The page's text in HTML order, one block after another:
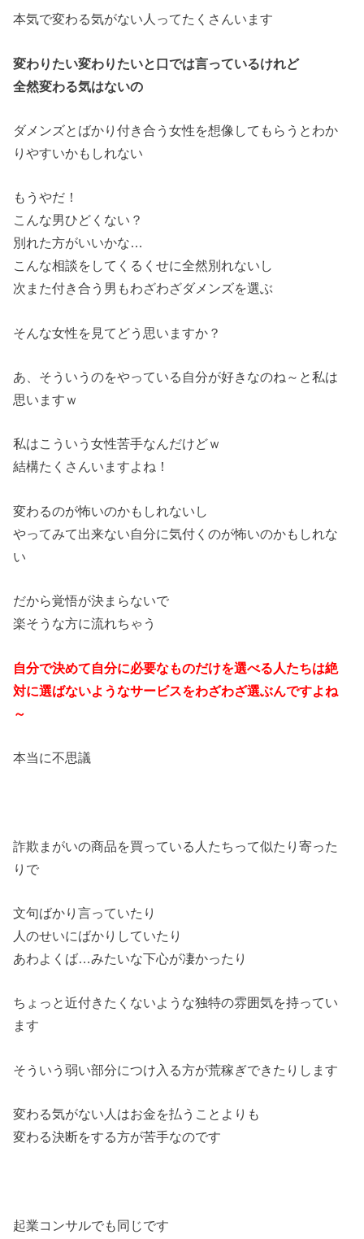
本気で変わる気がない人ってたくさんいます
変わりたい変わりたいと口では言っているけれど
全然変わる気はないの
ダメンズとばかり付き合う女性を想像してもらうとわか
りやすいかもしれない
もうやだ！
こんな男ひどくない？
別れた方がいいかな…
こんな相談をしてくるくせに全然別れないし
次また付き合う男もわざわざダメンズを選ぶ
そんな女性を見てどう思いますか？
あ、そういうのをやっている自分が好きなのね～と私は
思いますｗ
私はこういう女性苦手なんだけどｗ
結構たくさんいますよね！
変わるのが怖いのかもしれないし
やってみて出来ない自分に気付くのが怖いのかもしれな
い
だから覚悟が決まらないで
楽そうな方に流れちゃう
自分で決めて自分に必要なものだけを選べる人たちは絶
対に選ばないようなサービスをわざわざ選ぶんですよね
～
本当に不思議
詐欺まがいの商品を買っている人たちって似たり寄った
りで
文句ばかり言っていたり
人のせいにばかりしていたり
あわよくば…みたいな下心が凄かったり
ちょっと近付きたくないような独特の雰囲気を持ってい
ます
そういう弱い部分につけ入る方が荒稼ぎできたりします
変わる気がない人はお金を払うことよりも
変わる決断をする方が苦手なのです
起業コンサルでも同じです